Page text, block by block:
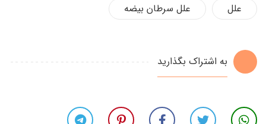
علل
علل سرطان بیضه
به اشتراک بگذارید